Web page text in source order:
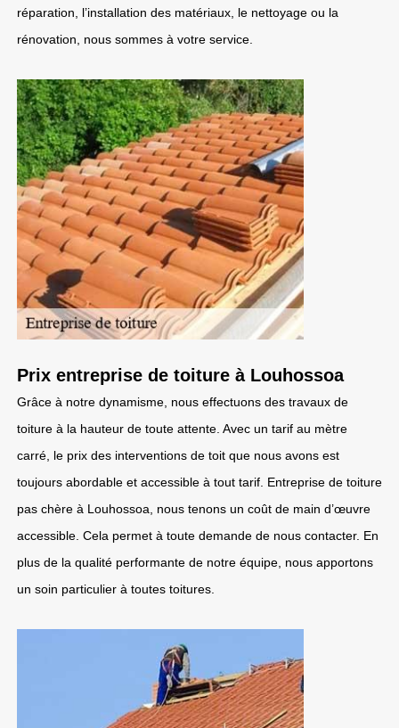
réparation, l’installation des matériaux, le nettoyage ou la
rénovation, nous sommes à votre service.
Prix entreprise de toiture à Louhossoa
Grâce à notre dynamisme, nous effectuons des travaux de
toiture à la hauteur de toute attente. Avec un tarif au mètre
carré, le prix des interventions de toit que nous avons est
toujours abordable et accessible à tout tarif. Entreprise de toiture
pas chère à Louhossoa, nous tenons un coût de main d’œuvre
accessible. Cela permet à toute demande de nous contacter. En
plus de la qualité performante de notre équipe, nous apportons
un soin particulier à toutes toitures.